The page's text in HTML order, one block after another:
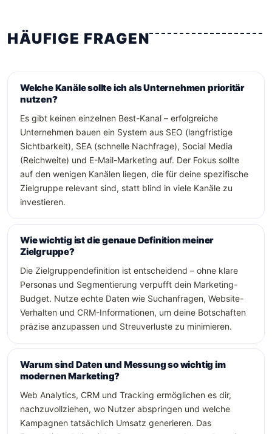
HÄUFIGE FRAGEN
Welche Kanäle sollte ich als Unternehmen prioritär
nutzen?
Es gibt keinen einzelnen Best-Kanal – erfolgreiche
Unternehmen bauen ein System aus SEO (langfristige
Sichtbarkeit), SEA (schnelle Nachfrage), Social Media
(Reichweite) und E-Mail-Marketing auf. Der Fokus sollte
auf den wenigen Kanälen liegen, die für deine spezifische
Zielgruppe relevant sind, statt blind in viele Kanäle zu
investieren.
Wie wichtig ist die genaue Definition meiner
Zielgruppe?
Die Zielgruppendefinition ist entscheidend – ohne klare
Personas und Segmentierung verpufft dein Marketing-
Budget. Nutze echte Daten wie Suchanfragen, Website-
Verhalten und CRM-Informationen, um deine Botschaften
präzise anzupassen und Streuverluste zu minimieren.
Warum sind Daten und Messung so wichtig im
modernen Marketing?
Web Analytics, CRM und Tracking ermöglichen es dir,
nachzuvollziehen, wo Nutzer abspringen und welche
Kampagnen tatsächlich Umsatz generieren. Das